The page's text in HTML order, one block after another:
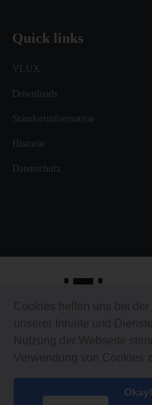
Okay!
Quick links
VLUX
Downloads
Standortinformation
Historie
Datenschutz